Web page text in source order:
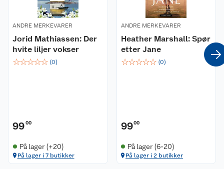
ANDRE MERKEVARER
Jorid Mathiassen: Der
hvite liljer vokser
☆☆☆☆☆ (0)
9900
På lager (+20)
På lager i 7 butikker
ANDRE MERKEVARER
Heather Marshall: Spør
etter Jane
☆☆☆☆☆ (0)
9900
På lager (6-20)
På lager i 2 butikker